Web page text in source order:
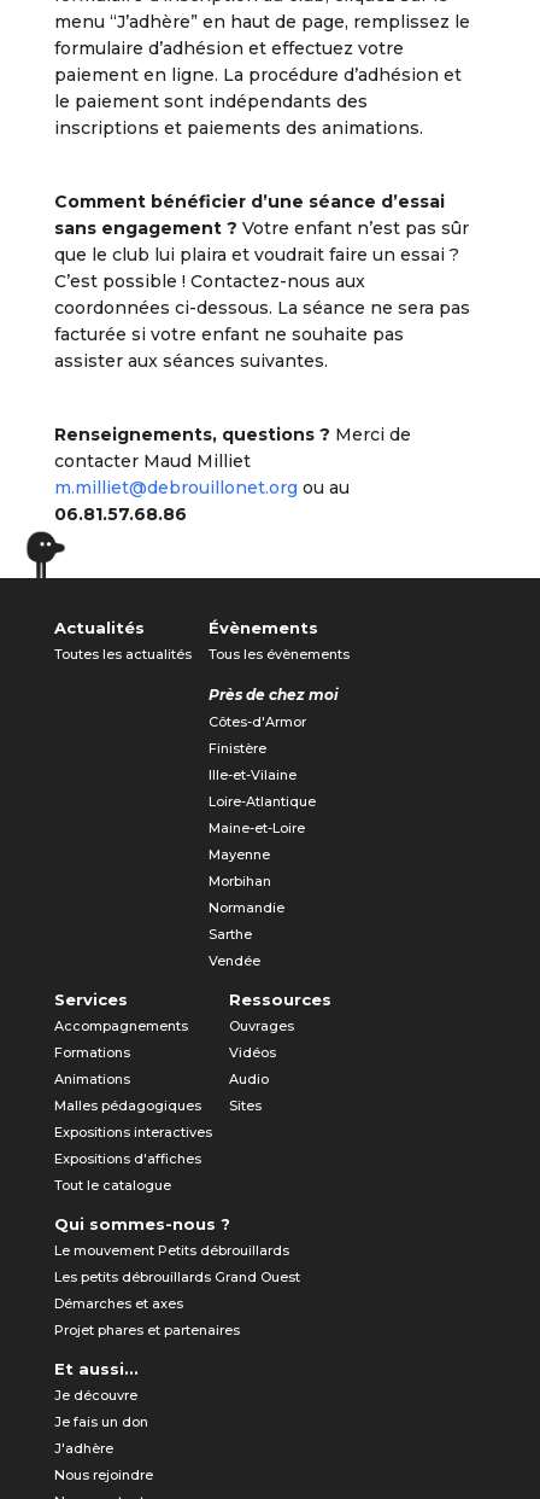
menu “J’adhère” en haut de page, remplissez le
formulaire d’adhésion et effectuez votre
paiement en ligne. La procédure d’adhésion et
le paiement sont indépendants des
inscriptions et paiements des animations.
Comment bénéficier d’une séance d’essai
sans engagement ? Votre enfant n’est pas sûr
que le club lui plaira et voudrait faire un essai ?
C’est possible ! Contactez-nous aux
coordonnées ci-dessous. La séance ne sera pas
facturée si votre enfant ne souhaite pas
assister aux séances suivantes.
Renseignements, questions ? Merci de
contacter Maud Milliet
m.milliet@debrouillonet.org ou au
06.81.57.68.86
Actualités
Toutes les actualités
Évènements
Tous les évènements
Près de chez moi
Côtes-d'Armor
Finistère
Ille-et-Vilaine
Loire-Atlantique
Maine-et-Loire
Mayenne
Morbihan
Normandie
Sarthe
Vendée
Services
Accompagnements
Formations
Animations
Malles pédagogiques
Expositions interactives
Expositions d'affiches
Tout le catalogue
Ressources
Ouvrages
Vidéos
Audio
Sites
Qui sommes-nous ?
Le mouvement Petits débrouillards
Les petits débrouillards Grand Ouest
Démarches et axes
Projet phares et partenaires
Et aussi...
Je découvre
Je fais un don
J'adhère
Nous rejoindre